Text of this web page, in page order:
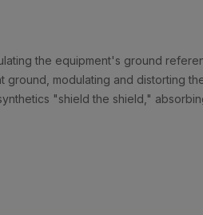
the equipment's ground
ground, modulating and distorting
"shield the shield,"